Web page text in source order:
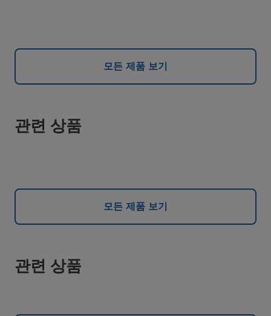
모든 제품 보기
관련 상품
모든 제품 보기
관련 상품